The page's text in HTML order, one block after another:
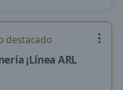
destacado
¡Línea ARL